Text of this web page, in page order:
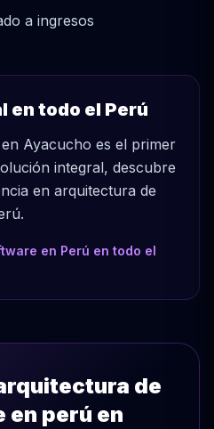
a ingresos
en todo el Perú
Ayacucho es el primer
integral, descubre
en arquitectura de
en Perú en todo el
de
perú en